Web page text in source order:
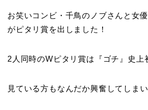
お笑いコンビ・ 千鳥のノブさん と女
がピタリ賞を出しました！
2人同時のWピタリ賞は『ゴチ』史上
見ている方もなんだか興奮してしま